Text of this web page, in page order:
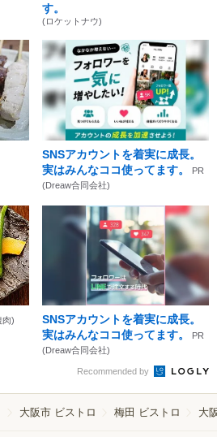
す。
(ロケットナウ)
SNSアカウントを着実に成長。
実はみんなココ使ってます。
PR
(Dreaw合同会社)
肉)
SNSアカウントを着実に成長。
実はみんなココ使ってます。
PR
(Dreaw合同会社)
Recommended by
大阪市 ビストロ 梅田 ビストロ 大